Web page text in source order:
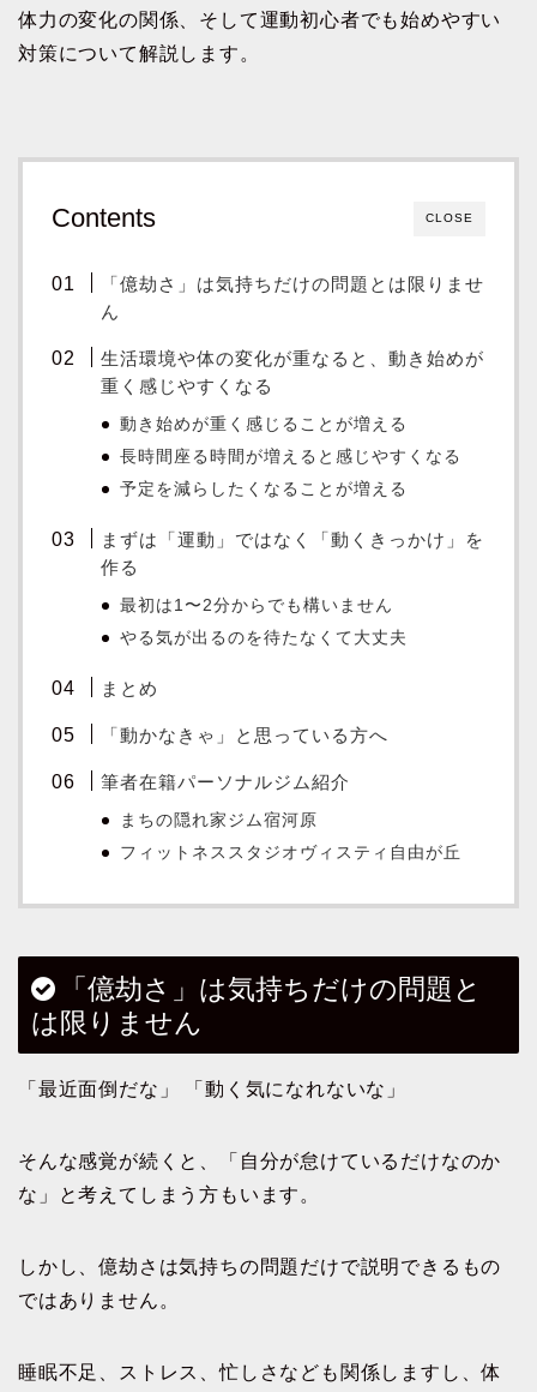
体力の変化の関係、そして運動初心者でも始めやすい
対策について解説します。
CLOSE
Contents
「億劫さ」は気持ちだけの問題とは限りませ
ん
生活環境や体の変化が重なると、動き始めが
重く感じやすくなる
動き始めが重く感じることが増える
長時間座る時間が増えると感じやすくなる
予定を減らしたくなることが増える
まずは「運動」ではなく「動くきっかけ」を
作る
最初は1〜2分からでも構いません
やる気が出るのを待たなくて大丈夫
まとめ
「動かなきゃ」と思っている方へ
筆者在籍パーソナルジム紹介
まちの隠れ家ジム宿河原
フィットネススタジオヴィスティ自由が丘
「億劫さ」は気持ちだけの問題と
は限りません
「最近面倒だな」 「動く気になれないな」
そんな感覚が続くと、「自分が怠けているだけなのか
な」と考えてしまう方もいます。
しかし、億劫さは気持ちの問題だけで説明できるもの
ではありません。
睡眠不足、ストレス、忙しさなども関係しますし、体